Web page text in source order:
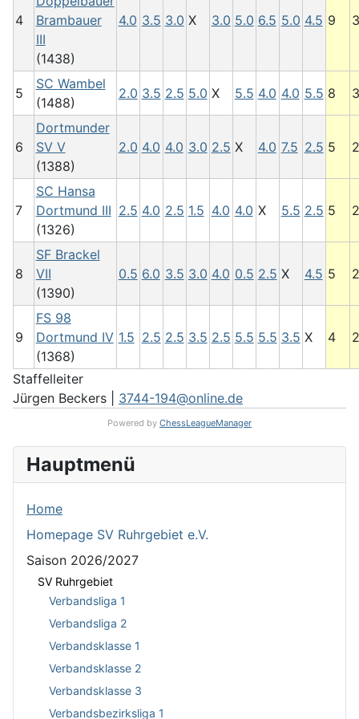
4
Brambauer
III
(1438)
4.0 3.5 3.0 X 3.0 5.0 6.5 5.0 4.5 9
5
SC Wambel
(1488)
2.0 3.5 2.5 5.0 X 5.5 4.0 4.0 5.5 8
6
Dortmunder
SV V
(1388)
2.0 4.0 4.0 3.0 2.5 X 4.0 7.5 2.5 5
7
SC Hansa
Dortmund III
(1326)
2.5 4.0 2.5 1.5 4.0 4.0 X 5.5 2.5 5
8
SF Brackel
VII
(1390)
0.5 6.0 3.5 3.0 4.0 0.5 2.5 X 4.5 5
9
FS 98
Dortmund IV
(1368)
1.5 2.5 2.5 3.5 2.5 5.5 5.5 3.5 X 4
Staffelleiter
Jürgen Beckers | 3744-194@online.de
Powered by ChessLeagueManager
Hauptmenü
Home
Homepage SV Ruhrgebiet e.V.
Saison 2026/2027
SV Ruhrgebiet
Verbandsliga 1
Verbandsliga 2
Verbandsklasse 1
Verbandsklasse 2
Verbandsklasse 3
Verbandsbezirksliga 1